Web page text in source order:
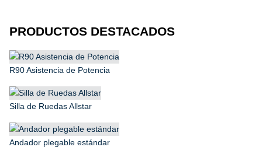
PRODUCTOS DESTACADOS
R90 Asistencia de Potencia
Silla de Ruedas Allstar
Andador plegable estándar